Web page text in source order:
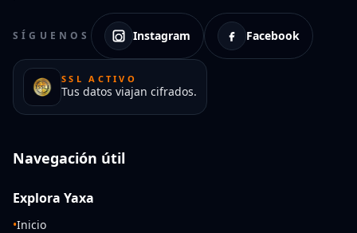
SÍGUENOS Instagram Facebook
SSL ACTIVO
Tus datos viajan cifrados.
Navegación útil
Explora Yaxa
•Inicio